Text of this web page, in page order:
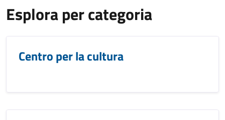
Esplora per categoria
Centro per la cultura